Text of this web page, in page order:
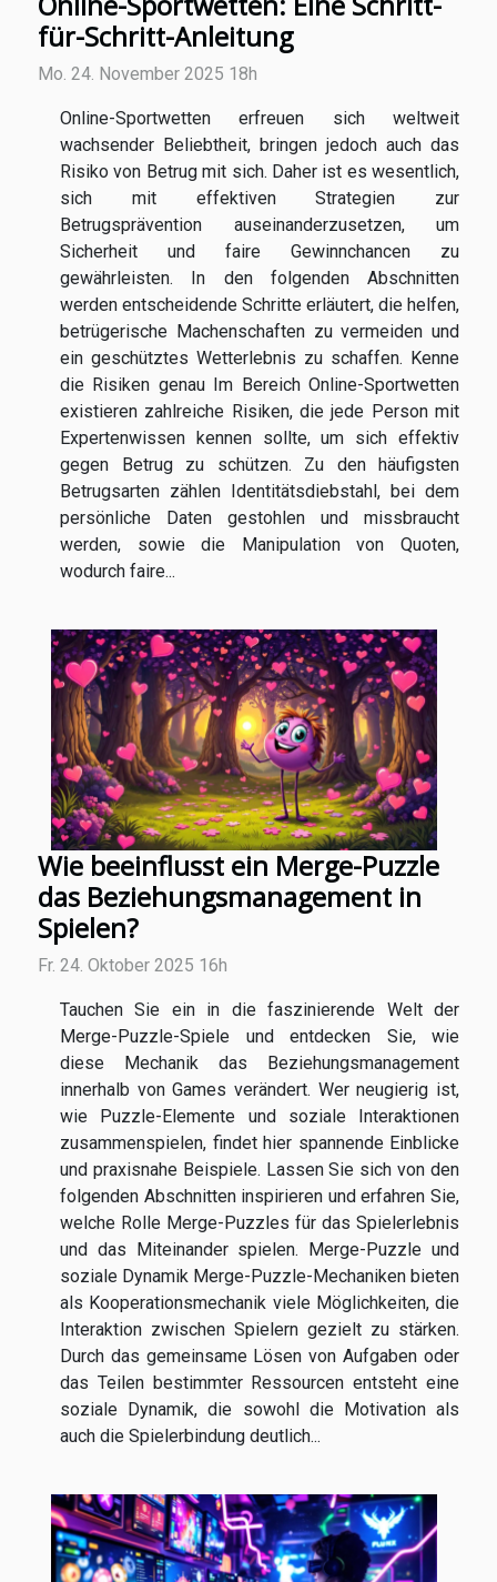
für-Schritt-Anleitung
Mo. 24. November 2025 18h
Online-Sportwetten erfreuen sich weltweit
wachsender Beliebtheit, bringen jedoch auch das
Risiko von Betrug mit sich. Daher ist es wesentlich,
sich mit effektiven Strategien zur
Betrugsprävention auseinanderzusetzen, um
Sicherheit und faire Gewinnchancen zu
gewährleisten. In den folgenden Abschnitten
werden entscheidende Schritte erläutert, die helfen,
betrügerische Machenschaften zu vermeiden und
ein geschütztes Wetterlebnis zu schaffen. Kenne
die Risiken genau Im Bereich Online-Sportwetten
existieren zahlreiche Risiken, die jede Person mit
Expertenwissen kennen sollte, um sich effektiv
gegen Betrug zu schützen. Zu den häufigsten
Betrugsarten zählen Identitätsdiebstahl, bei dem
persönliche Daten gestohlen und missbraucht
werden, sowie die Manipulation von Quoten,
wodurch faire...
Wie beeinflusst ein Merge-Puzzle
das Beziehungsmanagement in
Spielen?
Fr. 24. Oktober 2025 16h
Tauchen Sie ein in die faszinierende Welt der
Merge-Puzzle-Spiele und entdecken Sie, wie
diese Mechanik das Beziehungsmanagement
innerhalb von Games verändert. Wer neugierig ist,
wie Puzzle-Elemente und soziale Interaktionen
zusammenspielen, findet hier spannende Einblicke
und praxisnahe Beispiele. Lassen Sie sich von den
folgenden Abschnitten inspirieren und erfahren Sie,
welche Rolle Merge-Puzzles für das Spielerlebnis
und das Miteinander spielen. Merge-Puzzle und
soziale Dynamik Merge-Puzzle-Mechaniken bieten
als Kooperationsmechanik viele Möglichkeiten, die
Interaktion zwischen Spielern gezielt zu stärken.
Durch das gemeinsame Lösen von Aufgaben oder
das Teilen bestimmter Ressourcen entsteht eine
soziale Dynamik, die sowohl die Motivation als
auch die Spielerbindung deutlich...